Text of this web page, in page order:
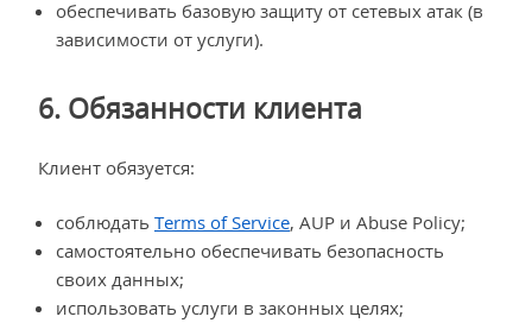
обеспечивать базовую защиту от сетевых атак (в
зависимости от услуги).
6. Обязанности клиента
Клиент обязуется:
соблюдать Terms of Service, AUP и Abuse Policy;
самостоятельно обеспечивать безопасность
своих данных;
использовать услуги в законных целях;